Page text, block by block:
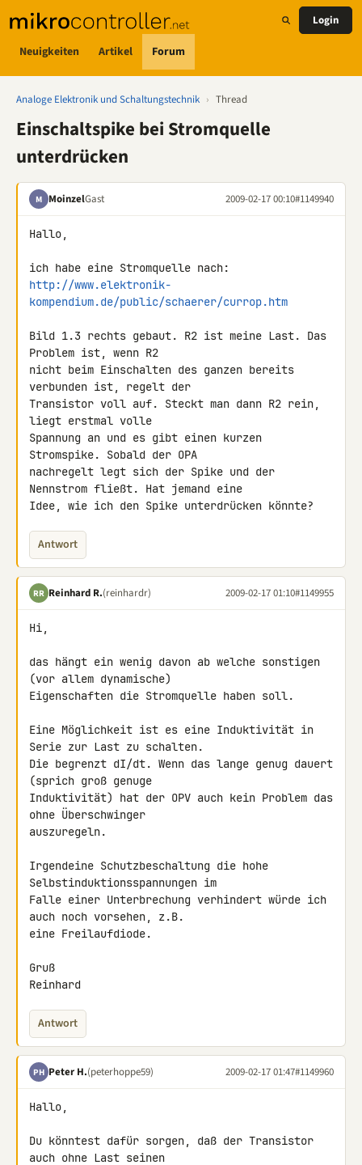
Neuigkeiten Artikel Forum
Login
Analoge Elektronik und Schaltungstechnik › Thread
Einschaltspike bei Stromquelle
unterdrücken
M MoinzelGast 2009-02-17 00:10#1149940
Hallo,
http://www.elektronik-
kompendium.de/public/schaerer/currop.htm
Bild 1.3 rechts gebaut. R2 ist meine Last. Das
Problem ist, wenn R2
nicht beim Einschalten des ganzen bereits
verbunden ist, regelt der
Transistor voll auf. Steckt man dann R2 rein,
liegt erstmal volle
Spannung an und es gibt einen kurzen
Stromspike. Sobald der OPA
nachregelt legt sich der Spike und der
Nennstrom fließt. Hat jemand eine
Idee, wie ich den Spike unterdrücken könnte?
Antwort
RR Reinhard R.(reinhardr) 2009-02-17 01:10#1149955
Hi,
das hängt ein wenig davon ab welche sonstigen
(vor allem dynamische)
Eigenschaften die Stromquelle haben soll.
Eine Möglichkeit ist es eine Induktivität in
Serie zur Last zu schalten.
Die begrenzt dI/dt. Wenn das lange genug dauert
(sprich groß genuge
Induktivität) hat der OPV auch kein Problem das
ohne Überschwinger
auszuregeln.
Irgendeine Schutzbeschaltung die hohe
Selbstinduktionsspannungen im
Falle einer Unterbrechung verhindert würde ich
auch noch vorsehen, z.B.
eine Freilaufdiode.
Gruß
Reinhard
Antwort
PH Peter H.(peterhoppe59) 2009-02-17 01:47#1149960
Hallo,
Du könntest dafür sorgen, daß der Transistor
auch ohne Last seinen